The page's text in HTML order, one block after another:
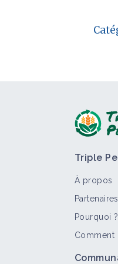
Triple
À propos
Partenaires
Pourquoi ?
Comment